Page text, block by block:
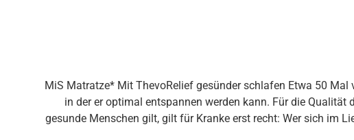
MiS Matratze* Mit ThevoRelief gesünder schlafen Etwa 50
in der er optimal entspannen werden kann. Für die Qualität
gesunde Menschen gilt, gilt für Kranke erst recht: Wer sich im